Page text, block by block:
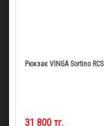
Рюкзак VINGA Sortino RCS
31 800 тг.